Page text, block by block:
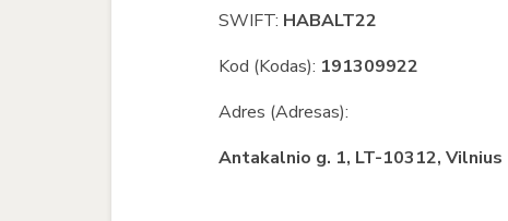
SWIFT: HABALT22
Kod (Kodas): 191309922
Adres (Adresas):
Antakalnio g. 1, LT-10312, Vilnius